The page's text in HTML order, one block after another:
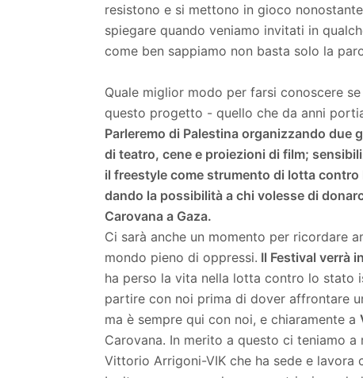
resistono e si mettono in gioco
spiegare quando veniamo invitati in
come ben sappiamo non basta solo la
Quale miglior modo per farsi conoscere
questo progetto - quello che da anni
Parleremo di Palestina organizzando
di teatro, cene e proiezioni di film;
il freestyle come strumento di lotta
dando la possibilità a chi volesse di
Carovana a Gaza.
Ci sarà anche un momento per ricordare
mondo pieno di oppressi. Il Festival verrà
ha perso la vita nella lotta contro lo stato
partire con noi prima di dover affrontare
ma è sempre qui con noi, e chiaramente a
Carovana. In merito a questo ci teniamo
Vittorio Arrigoni-VIK che ha sede e lavora